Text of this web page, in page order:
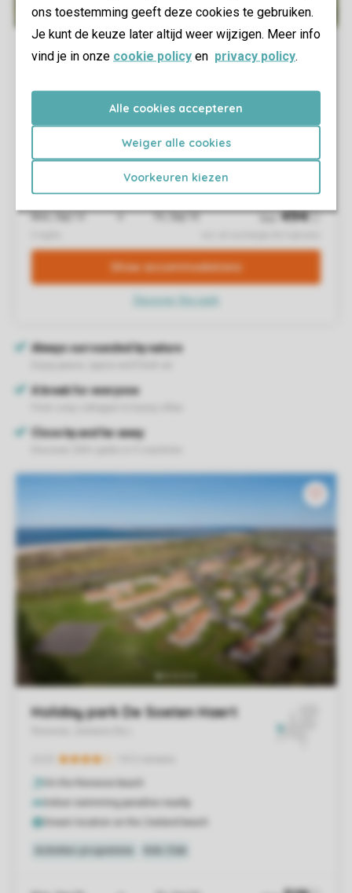
ons toestemming geeft deze cookies te gebruiken.
Je kunt de keuze later altijd weer wijzigen. Meer info
vind je in onze cookie policy en privacy policy.
Alle cookies accepteren
Weiger alle cookies
Voorkeuren kiezen